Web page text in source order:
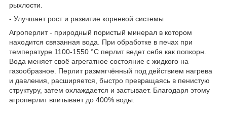
рыхлости.
- Улучшает рост и развитие корневой системы
Агроперлит - природный пористый минерал в котором
находится связанная вода. При обработке в печах при
температуре 1100-1550 °C перлит ведет себя как попкорн.
Вода меняет своё агрегатное состояние с жидкого на
газообразное. Перлит размягчённый под действием нагрева
и давления, расширяется, быстро превращаясь в пенистую
структуру, затем охлаждается и застывает. Благодаря этому
агроперлит впитывает до 400% воды.